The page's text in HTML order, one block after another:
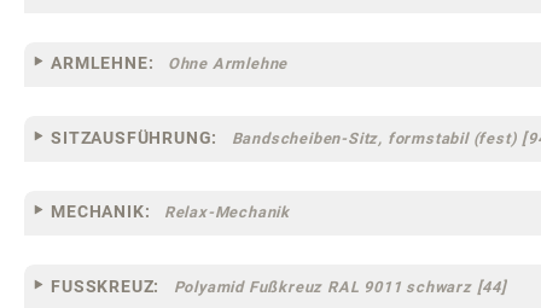
ARMLEHNE: Ohne Armlehne
SITZAUSFÜHRUNG: Bandscheiben-Sitz, formstabil (fest)
MECHANIK: Relax-Mechanik
FUSSKREUZ: Polyamid Fußkreuz RAL 9011 schwarz [44]